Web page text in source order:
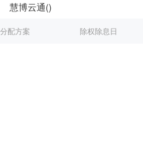
慧博云通()
分配方案 除权除息日